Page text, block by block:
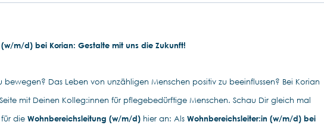
m/d) bei Korian: Gestalte mit uns die Zukunft!
bewegen? Das Leben von unzähligen Menschen positiv zu beeinflussen? Bei Korian
mit Deinen Kolleg:innen für pflegebedürftige Menschen. Schau Dir gleich mal
die Wohnbereichsleitung (w/m/d) hier an: Als Wohnbereichsleiter:in (w/m/d) bei